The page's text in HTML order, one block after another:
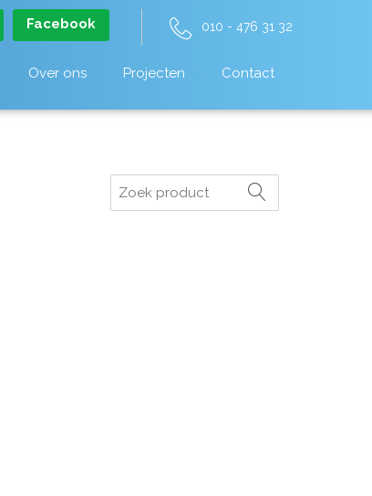
Facebook 010 - 476 31 32
Over ons Projecten Contact
Zoeken